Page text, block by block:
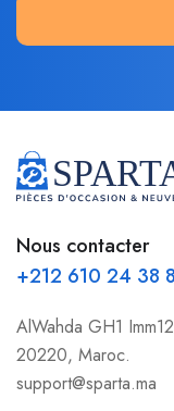
Nous contacter
+212 610 24 38
AlWahda GH1
20220, Maroc.
support@sparta.ma